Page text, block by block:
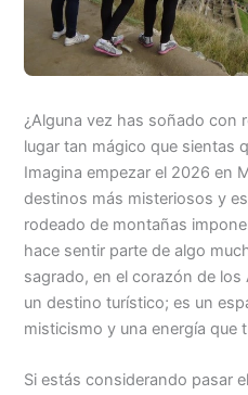
¿Alguna vez has soñado con
lugar tan mágico que sientas
Imagina empezar el 2026 en
destinos más misteriosos y
rodeado de montañas
hace sentir parte de algo
sagrado, en el corazón de
un destino turístico; es un
misticismo y una energía que
Si estás considerando pasar